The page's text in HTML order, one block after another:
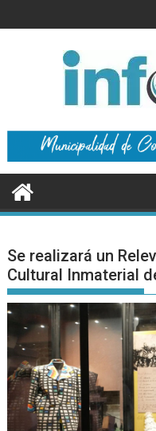
al
Se realizará un
Cultural Inmaterial